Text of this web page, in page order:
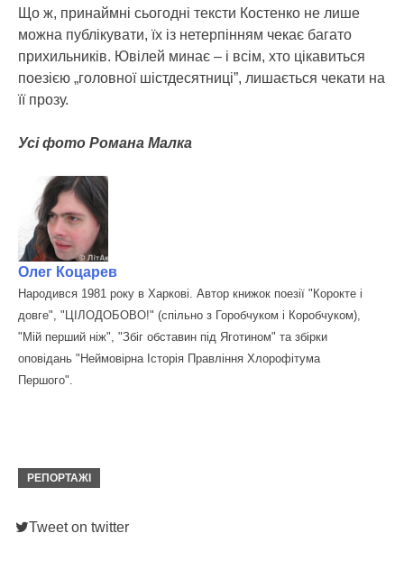
Що ж, принаймні сьогодні тексти Костенко не лише
можна публікувати, їх із нетерпінням чекає багато
прихильників. Ювілей минає – і всім, хто цікавиться
поезією „головної шістдесятниці”, лишається чекати на
її прозу.
Усі фото Романа Малка
Олег Коцарев
Народився 1981 року в Харкові. Автор книжок поезії "Корокте і
довге", "ЦІЛОДОБОВО!" (спільно з Горобчуком і Коробчуком),
"Мій перший ніж", "Збіг обставин під Яготином" та збірки
оповідань "Неймовірна Історія Правління Хлорофітума
Першого".
РЕПОРТАЖІ
Tweet on twitter